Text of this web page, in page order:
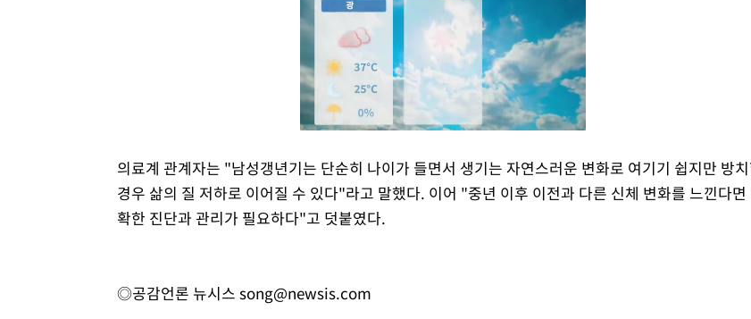
Mute
의료계 관계자는 "남성갱년기는 단순히 나이가 들면서 생기는 자연스러운 변화로 여기기 쉽지만 방
경우 삶의 질 저하로 이어질 수 있다"라고 말했다. 이어 "중년 이후 이전과 다른 신체 변화를 느낀다면
확한 진단과 관리가 필요하다"고 덧붙였다.
◎공감언론 뉴시스 song@newsis.com